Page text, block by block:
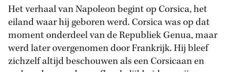
Het verhaal van Napoleon begint op Corsica, het
eiland waar hij geboren werd. Corsica was op dat
moment onderdeel van de Republiek Genua, maar
werd later overgenomen door Frankrijk. Hij bleef
zichzelf altijd beschouwen als een Corsicaan en